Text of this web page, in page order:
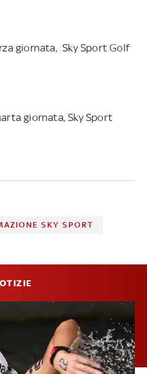
giornata, Sky Sport Golf
giornata, Sky Sport
SKY SPORT